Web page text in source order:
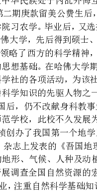
2
10
五四运动以前积极传播科学知识的先驱人物之一。
而后又转到南京高等师范学校，此校不久发展为东南大学。
”
京从此逐渐成为我国南方的地学教学和研究中心。